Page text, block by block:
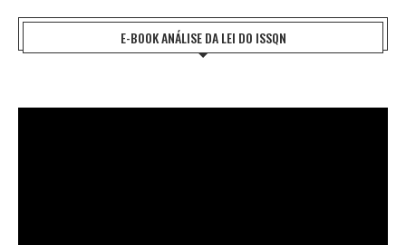
E-BOOK ANÁLISE DA LEI DO ISSQN